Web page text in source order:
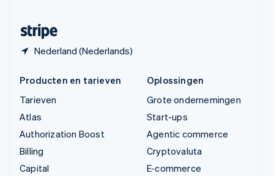
Nederland (Nederlands)
Producten en tarieven
Tarieven
Atlas
Authorization Boost
Billing
Capital
Oplossingen
Grote ondernemingen
Start-ups
Agentic commerce
Cryptovaluta
E-commerce